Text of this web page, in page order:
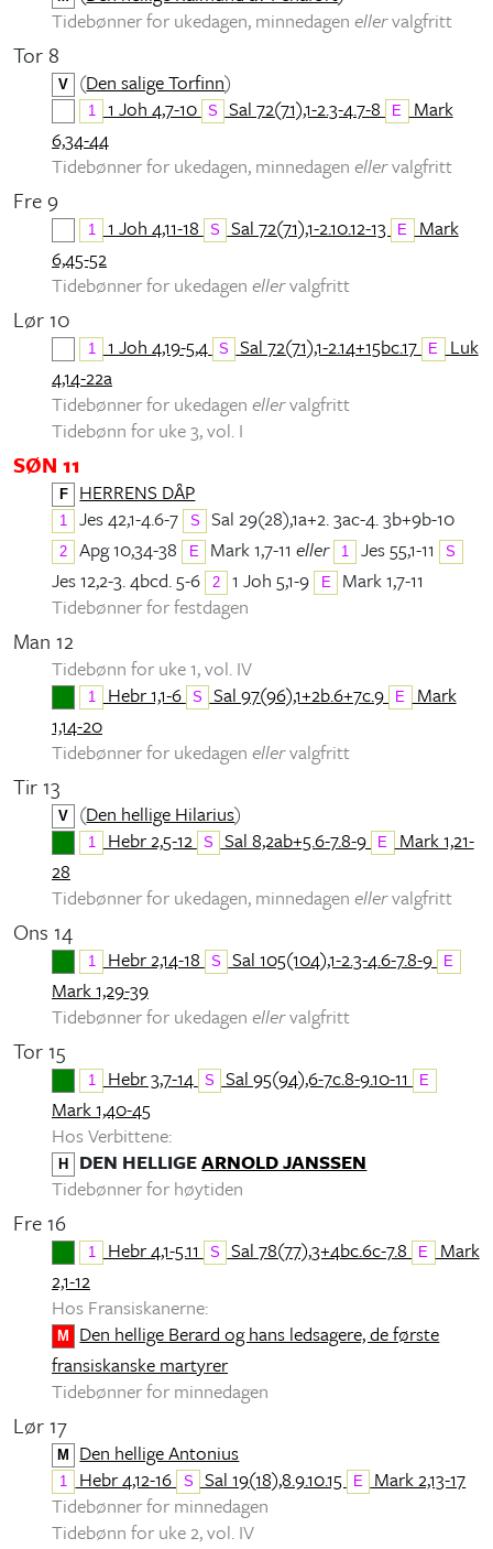
Tidebønner for ukedagen, minnedagen ellervalgfritt
Tor 8
V (Den salige Torfinn)
1 1 Joh 4,7-10 S Sal 72(71),1-2.3-4.7-8 E Mark
6,34-44
Tidebønner for ukedagen, minnedagen ellervalgfritt
Fre 9
1 1 Joh 4,11-18 S Sal 72(71),1-2.10.12-13 E Mark
6,45-52
Tidebønner for ukedagen ellervalgfritt
Lør 10
1 1 Joh 4,19-5,4 S Sal 72(71),1-2.14+15bc.17 E Luk
4,14-22a
Tidebønner for ukedagen ellervalgfritt
Tidebønn for uke 3, vol. I
SØN 11
F HERRENS DÅP
1 Jes 42,1-4.6-7 S Sal 29(28),1a+2. 3ac-4. 3b+9b-10
2 Apg 10,34-38 E Mark 1,7-11 eller 1 Jes 55,1-11 S
Jes 12,2-3. 4bcd. 5-6 2 1 Joh 5,1-9 E Mark 1,7-11
Tidebønner for festdagen
Man 12
Tidebønn for uke 1, vol. IV
1 Hebr 1,1-6 S Sal 97(96),1+2b.6+7c.9 E Mark
1,14-20
Tidebønner for ukedagen ellervalgfritt
Tir 13
V (Den hellige Hilarius)
1 Hebr 2,5-12 S Sal 8,2ab+5.6-7.8-9 E Mark 1,21-
28
Tidebønner for ukedagen, minnedagen ellervalgfritt
Ons 14
1 Hebr 2,14-18 S Sal 105(104),1-2.3-4.6-7.8-9 E
Mark 1,29-39
Tidebønner for ukedagen ellervalgfritt
Tor 15
1 Hebr 3,7-14 S Sal 95(94),6-7c.8-9.10-11 E
Mark 1,40-45
Hos Verbittene:
H DEN HELLIGEARNOLD JANSSEN
Tidebønner for høytiden
Fre 16
1 Hebr 4,1-5.11 S Sal 78(77),3+4bc.6c-7.8 E Mark
2,1-12
Hos Fransiskanerne:
M
Den hellige Berard og hans ledsagere, de første
fransiskanske martyrer
Tidebønner for minnedagen
Lør 17
M Den hellige Antonius
1 Hebr 4,12-16 S Sal 19(18),8.9.10.15 E
Mark 2,13-17
Tidebønner for minnedagen
Tidebønn for uke 2, vol. IV